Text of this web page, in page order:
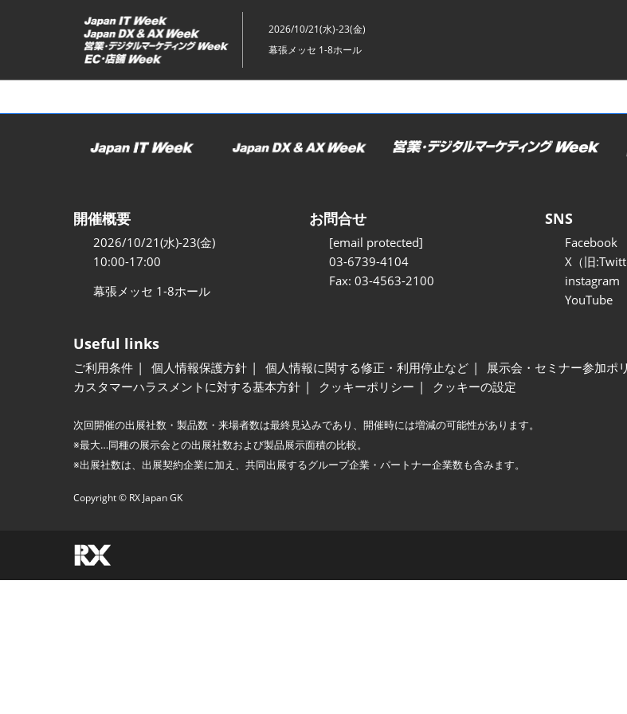
ッ
2026/10/21(水)-23(金)
幕張メッセ 1-8ホール
開催概要
2026/10/21(水)-23(金)
10:00-17:00
幕張メッセ 1-8ホール
お問合せ
[email protected]
03-6739-4104
Fax: 03-4563-2100
SNS
Facebook
X（旧
instagram
YouTube
Useful links
ご利用条件 個人情報保護方針 個人情報に関する修正・利用停止など 展示会・セミナー参加ポ
カスタマーハラスメントに対する基本方針
クッキーポリシー クッキーの設定
次回開催の出展社数・製品数・来場者数は最終見込みであり、開催時には増減の可能性があります。
※最大…同種の展示会との出展社数および製品展示面積の比較。
※出展社数は、出展契約企業に加え、共同出展するグループ企業・パートナー企業数も含みます。
Copyright © RX Japan GK